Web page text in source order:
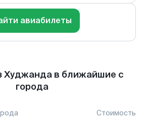
авиабилеты
Худжанда в ближайшие с
города
Стоимость